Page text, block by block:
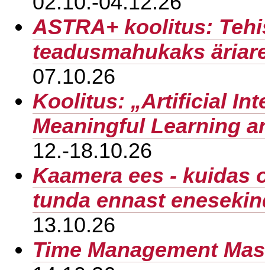
ASTRA+ koolitus:
teadusmahukaks
07.10.26
Koolitus: „Artificial
Meaningful Learning
12.-18.10.26
Kaamera ees - kuidas
tunda ennast
13.10.26
Time Management